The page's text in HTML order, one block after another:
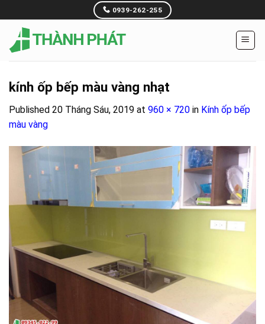
to
content
0939-262-255
kính ốp bếp màu vàng nhạt
Published 20 Tháng Sáu, 2019 at 960 × 720 in Kính ốp bếp
màu vàng